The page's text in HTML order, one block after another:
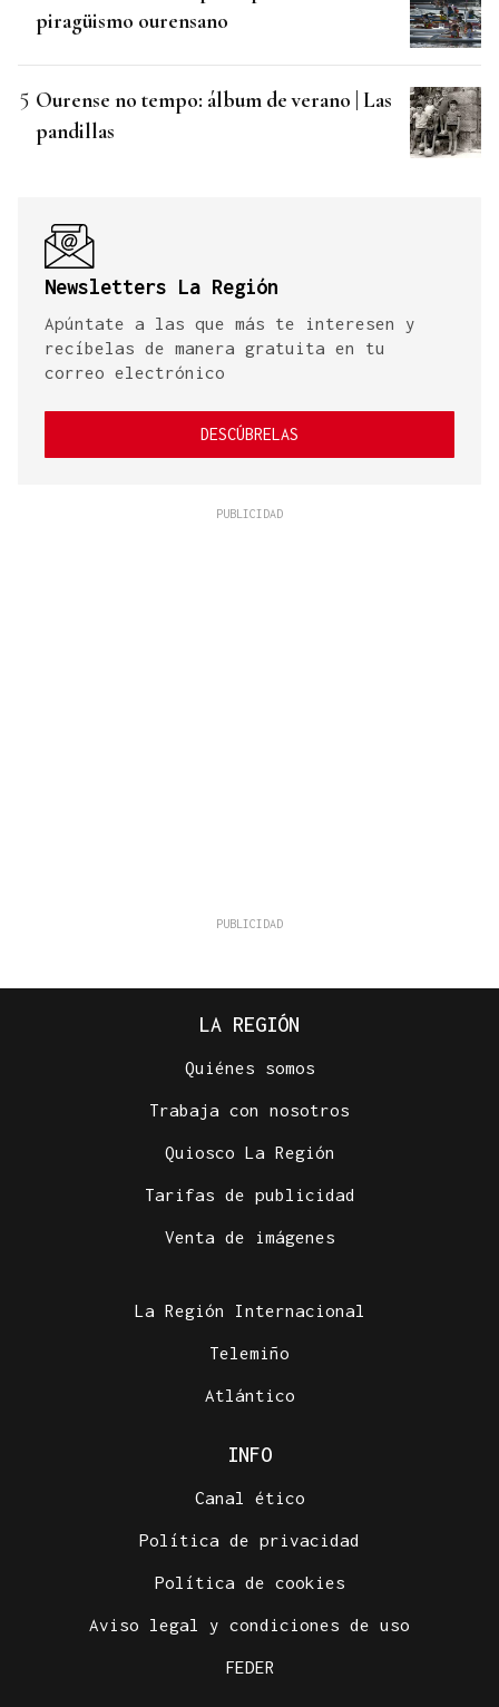
piragüismo ourensano
Ourense no tempo: álbum de verano | Las
pandillas
Newsletters La Región
Apúntate a las que más te interesen y
recíbelas de manera gratuita en tu
correo electrónico
DESCÚBRELAS
LA REGIÓN
Quiénes somos
Trabaja con nosotros
Quiosco La Región
Tarifas de publicidad
Venta de imágenes
La Región Internacional
Telemiño
Atlántico
INFO
Canal ético
Política de privacidad
Política de cookies
Aviso legal y condiciones de uso
FEDER